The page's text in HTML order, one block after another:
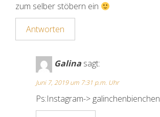
zum selber stöbern ein
Antworten
Galina sagt:
Juni 7, 2019 um 7:31 p.m. Uhr
Ps:Instagram-> galinchenbienchen